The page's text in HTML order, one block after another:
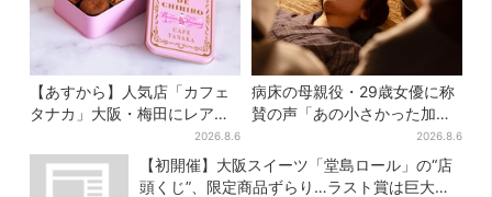
【あすから】人気店「カフェ
タナカ」大阪・梅田にレア商
品集結…本店人気パン＆限定
クッキー缶も！ 7日間の夏イ
ベント
2026.8.6
病床の母親役・29歳女優に称
賛の声「あの小さかった加恋
ちゃんが…」朝ドラ視聴者し
みじみ
2026.8.6
【初開催】大阪スイーツ「堂島ロール」の“店
頭くじ”、限定商品ずらり…ラスト賞は巨大ル